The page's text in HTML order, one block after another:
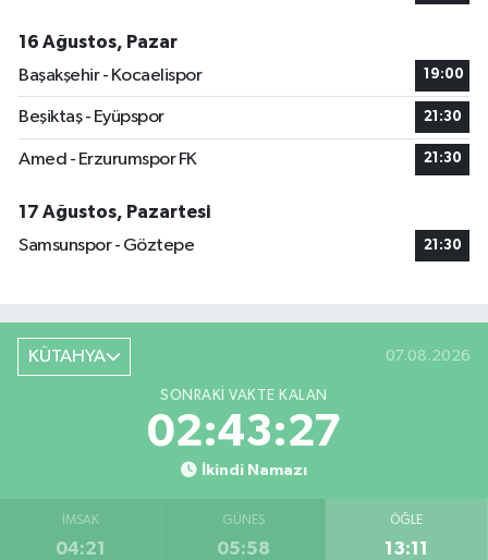
16 Ağustos, Pazar
Başakşehir - Kocaelispor
19:00
Beşiktaş - Eyüpspor 21:30
Amed - Erzurumspor FK 21:30
17 Ağustos, Pazartesi
Samsunspor - Göztepe
21:30
KÜTAHYA 07.08.2026
SONRAKI VAKTE KALAN
02:43:26
İkindi Namazı
İMSAK
04:21
GÜNEŞ
05:58
ÖĞLE
13:11